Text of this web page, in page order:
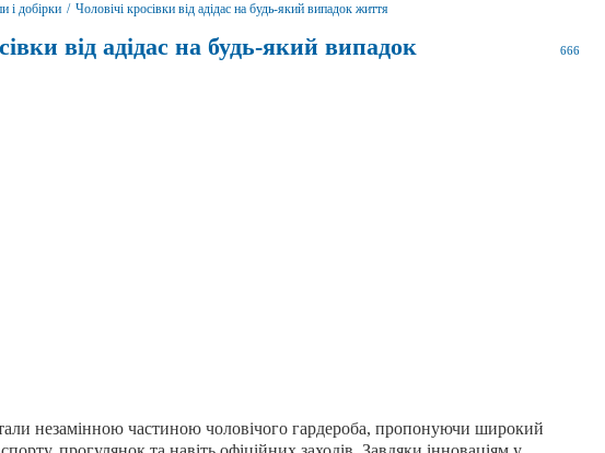
і добірки / Чоловічі кросівки від адідас на будь-який випадок життя
від адідас на будь-який випадок
666
незамінною частиною чоловічого гардероба, пропонуючи широкий